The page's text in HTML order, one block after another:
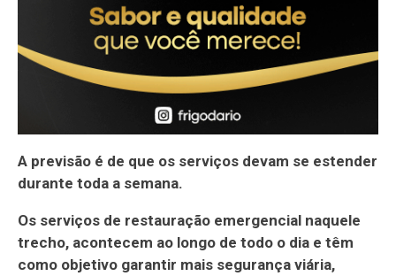
A previsão é de que os serviços devam se estender
durante toda a semana.
Os serviços de restauração emergencial naquele
trecho, acontecem ao longo de todo o dia e têm
como objetivo garantir mais segurança viária,